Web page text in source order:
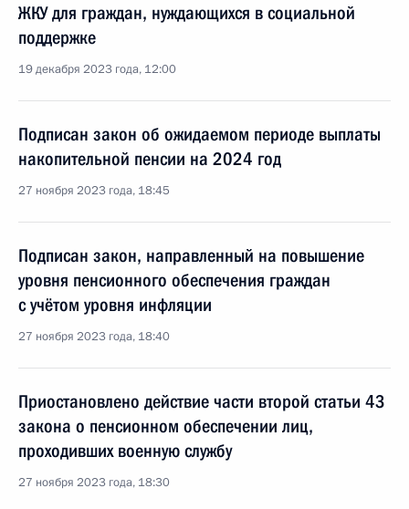
ЖКУ для граждан, нуждающихся в социальной
поддержке
19 декабря 2023 года, 12:00
Подписан закон об ожидаемом периоде выплаты
накопительной пенсии на 2024 год
27 ноября 2023 года, 18:45
Подписан закон, направленный на повышение
уровня пенсионного обеспечения граждан
с учётом уровня инфляции
27 ноября 2023 года, 18:40
Приостановлено действие части второй статьи 43
закона о пенсионном обеспечении лиц,
проходивших военную службу
27 ноября 2023 года, 18:30